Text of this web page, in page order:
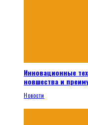
Инновационные
новшества и
Новости